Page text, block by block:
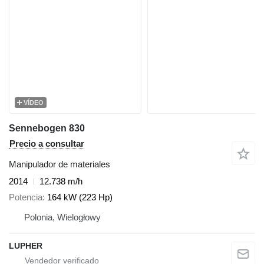
VÍDEO
Sennebogen 830
Precio a consultar
Manipulador de materiales
2014
12.738 m/h
Potencia 164 kW (223 Hp)
Polonia, Wielogłowy
LUPHER